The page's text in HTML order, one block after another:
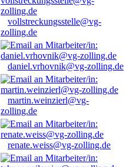
vollstreckungsstelle@vg-
zolling.de
daniel.vrhovnik@vg-zolling.de
martin.weinzierl@vg-
zolling.de
renate.weiss@vg-zolling.de